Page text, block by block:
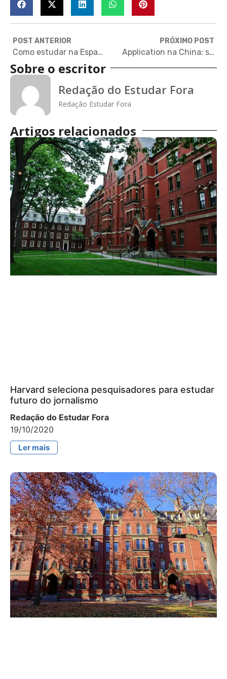
POST ANTERIOR
Como estudar na Espanha com bolsas de estudo?
PRÓXIMO POST
Application na China: saiba como funciona a candidatura para uma universidade chinesa
Sobre o escritor
Redação do Estudar Fora
Redação Estudar Fora
Artigos relacionados
Harvard seleciona pesquisadores para estudar
futuro do jornalismo
Redação do Estudar Fora
19/10/2020
Ler mais